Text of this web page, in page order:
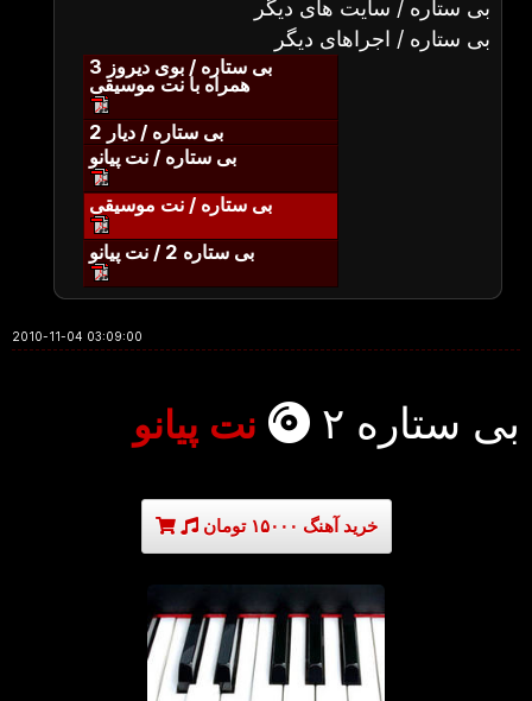
بی ستاره / سایت های دیگر
بی ستاره / اجراهای دیگر
بی ستاره / بوی دیروز 3
همراه با نت موسیقی
بی ستاره / دیار 2
بی ستاره / نت پیانو
بی ستاره / نت موسیقی
بی ستاره 2 / نت پیانو
2010-11-04 03:09:00
بی ستاره ۲ نت پیانو
خرید آهنگ ۱۵۰۰۰ تومان